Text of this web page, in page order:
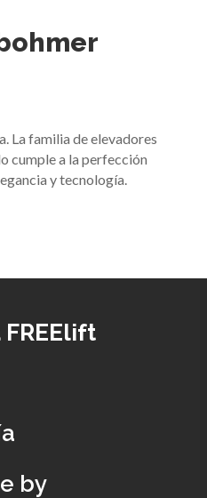
La familia de elevadores
cumple a la perfección
y tecnología.
by